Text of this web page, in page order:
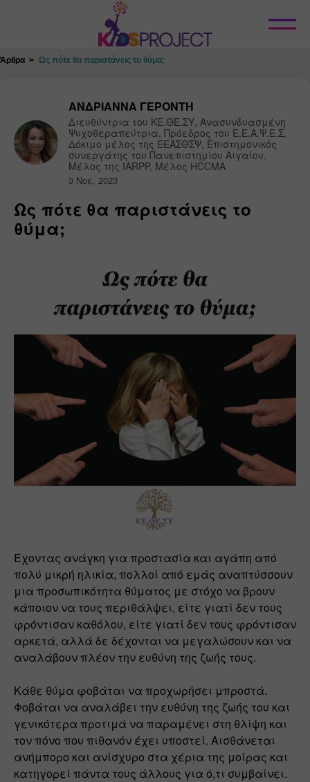
Κλείσιμο
Άρθρα Ως πότε θα παριστάνεις το θύμα;
ΑΝΔΡΙΑΝΝΑ ΓΕΡΟΝΤΗ
Διευθύντρια του ΚΕ.ΘΕ.ΣΥ, Ανασυνδυασμένη
Ψυχοθεραπεύτρια, Πρόεδρος του Ε.Ε.Α.Ψ.Ε.Σ,
Δόκιμο μέλος της ΕΕΑΣΘΣΨ, Επιστημονικός
συνεργάτης του Πανεπιστημίου Αιγαίου,
Μέλος της IARPP, Μέλος HCCMA
3 Νοε, 2023
Ως πότε θα παριστάνεις το
θύμα;
Έχοντας ανάγκη για προστασία και αγάπη από
πολύ μικρή ηλικία, πολλοί από εμάς αναπτύσσουν
μια προσωπικότητα θύματος με στόχο να βρουν
κάποιον να τους περιθάλψει, είτε γιατί δεν τους
φρόντισαν καθόλου, είτε γιατί δεν τους φρόντισαν
αρκετά, αλλά δε δέχονται να μεγαλώσουν και να
αναλάβουν πλέον την ευθύνη της ζωής τους.
Κάθε θύμα φοβάται να προχωρήσει μπροστά.
Φοβάται να αναλάβει την ευθύνη της ζωής του και
γενικότερα προτιμά να παραμένει στη θλίψη και
τον πόνο που πιθανόν έχει υποστεί. Αισθάνεται
ανήμπορο και ανίσχυρο στα χέρια της μοίρας και
κατηγορεί πάντα τους άλλους για ό,τι συμβαίνει.